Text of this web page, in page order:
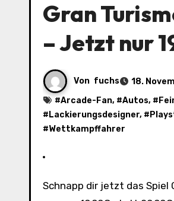
Gran
– Jetzt nur
Von fuchs
18.
#Arcade-Fan, #Autos, #
# Lackierungsdesigner, #
#Wettkampffahrer
Schnapp dir jetzt das Spiel Gran Turismo 7 | Standard Edition für die PlayStation 4 zum unschlagbaren Preis